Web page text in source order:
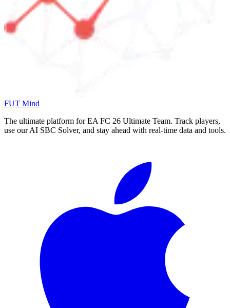
FUT Mind
The ultimate platform for EA FC 26 Ultimate Team. Track players,
use our AI SBC Solver, and stay ahead with real-time data and tools.